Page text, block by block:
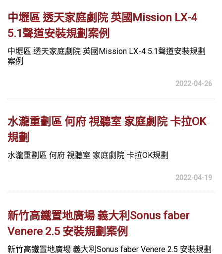
中壢區 透天家庭劇院 英國Mission LX-4
5.1聲道安裝規劃案例
中壢區 透天家庭劇院 英國Mission LX-4 5.1聲道安裝規劃
案例
2022-04-26
水瀧重劃區 何府 視聽室 家庭劇院 卡拉OK
規劃
水瀧重劃區 何府 視聽室 家庭劇院 卡拉OK規劃
2022-04-19
新竹高鐵置地廣場 義大利Sonus faber
Venere 2.5 安裝規劃案例
新竹高鐵置地廣場 義大利Sonus faber Venere 2.5 安裝規劃